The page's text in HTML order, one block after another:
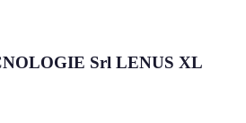
Srl LENUS XL